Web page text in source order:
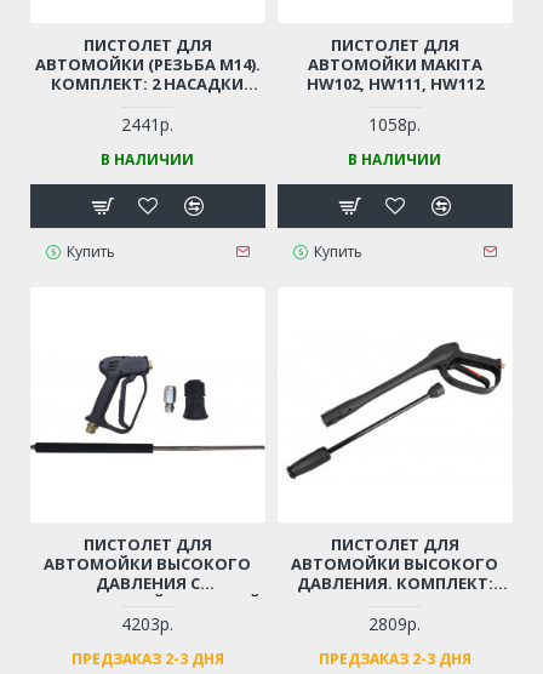
ПИСТОЛЕТ ДЛЯ
АВТОМОЙКИ (РЕЗЬБА М14).
КОМПЛЕКТ: 2 НАСАДКИ
М14)
2441р.
В НАЛИЧИИ
Купить
ПИСТОЛЕТ ДЛЯ
АВТОМОЙКИ MAKITA
HW102, HW111, HW112
1058р.
В НАЛИЧИИ
Купить
ПИСТОЛЕТ ДЛЯ
АВТОМОЙКИ ВЫСОКОГО
ДАВЛЕНИЯ С
НЕРЖАВЕЮЩЕЙ СТАЛЬНОЙ
ТРУБОЙ
(ПРОФЕССИОНАЛЬНЫЙ,
РЕЗЬБА М14)
4203р.
ПРЕДЗАКАЗ 2-3 ДНЯ
ПИСТОЛЕТ ДЛЯ
АВТОМОЙКИ ВЫСОКОГО
ДАВЛЕНИЯ. КОМПЛЕКТ:
РЕГУЛИРУЮЩЕЙ СТРУЮ
ВОДЫ (РЕЗЬБА М14)
2809р.
ПРЕДЗАКАЗ 2-3 ДНЯ